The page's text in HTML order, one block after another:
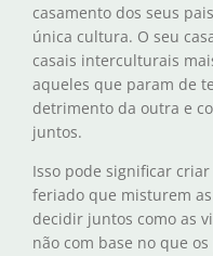
casamento dos seus
única cultura. O seu
casais interculturais
aqueles que param de
detrimento da outra e
juntos.
Isso pode significar
feriado que misturem
decidir juntos como as
não com base no que